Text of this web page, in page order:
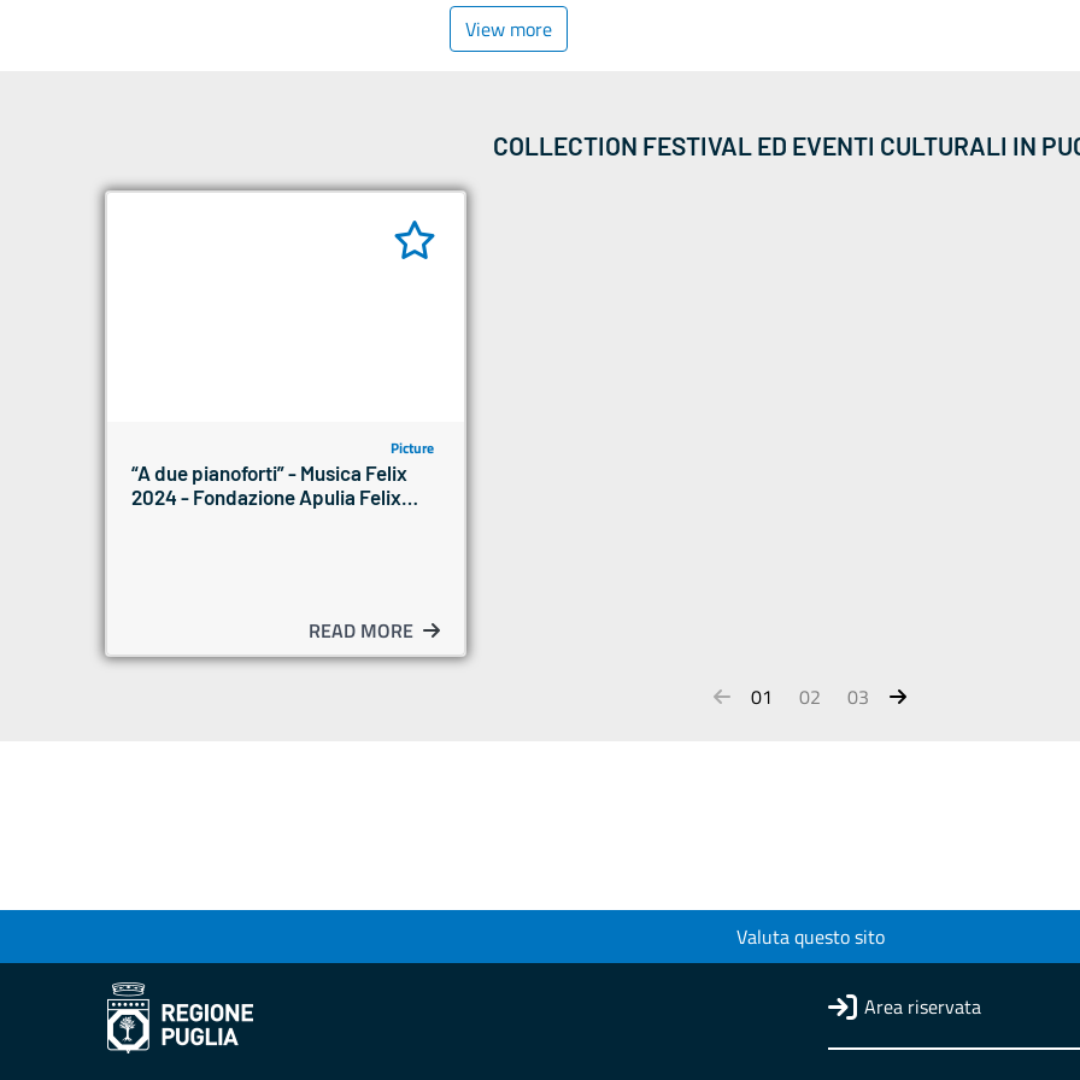
View more
COLLECTION FESTIVAL ED EVENTI CULTURALI IN
Picture
“A due pianoforti” - Musica Felix
2024 - Fondazione Apulia Felix
READ MORE
01 02 03
Valuta questo sito
Area riservata